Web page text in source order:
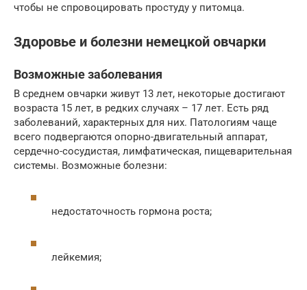
чтобы не спровоцировать простуду у питомца.
Здоровье и болезни немецкой овчарки
Возможные заболевания
В среднем овчарки живут 13 лет, некоторые достигают
возраста 15 лет, в редких случаях – 17 лет. Есть ряд
заболеваний, характерных для них. Патологиям чаще
всего подвергаются опорно-двигательный аппарат,
сердечно-сосудистая, лимфатическая, пищеварительная
системы. Возможные болезни:
недостаточность гормона роста;
лейкемия;